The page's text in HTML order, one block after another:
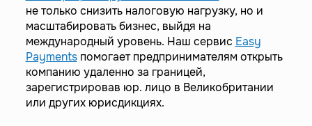
не только снизить налоговую нагрузку, но и
масштабировать бизнес, выйдя на
международный уровень. Наш сервис Easy
Paymentsпомогает предпринимателям открыть
компанию удаленно за границей,
зарегистрировав юр. лицо в Великобритании
или других юрисдикциях.